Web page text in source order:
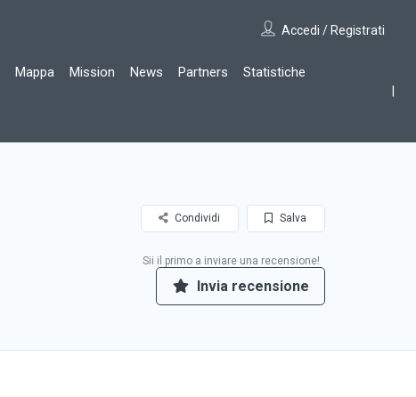
Accedi / Registrati
Mappa Mission News Partners Statistiche
Salva
Condividi
Sii il primo a inviare una recensione!
Invia recensione